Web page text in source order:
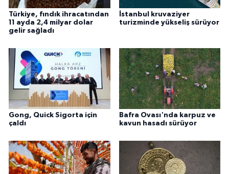
Türkiye, fındık ihracatından
11 ayda 2,4 milyar dolar
gelir sağladı
İstanbul kruvaziyer
turizminde yükseliş sürüyor
Gong, Quick Sigorta için
çaldı
Bafra Ovası'nda karpuz ve
kavun hasadı sürüyor